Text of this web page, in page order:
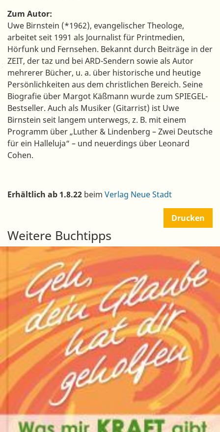
Zum Autor:
Uwe Birnstein (*1962), evangelischer Theologe,
arbeitet seit 1991 als Journalist für Printmedien,
Hörfunk und Fernsehen. Bekannt durch Beiträge in der
ZEIT, der taz und bei ARD-Sendern sowie als Autor
mehrerer Bücher, u. a. über historische und heutige
Persönlichkeiten aus dem christlichen Bereich. Seine
Biografie über Margot Käßmann wurde zum SPIEGEL-
Bestseller. Auch als Musiker (Gitarrist) ist Uwe
Birnstein seit langem unterwegs, z. B. mit einem
Programm über „Luther & Lindenberg – Zwei Deutsche
für ein Halleluja“ – und neuerdings über Leonard
Cohen.
Erhältlich ab 1.8.22 beim Verlag Neue Stadt
Drucken
Weitere Buchtipps
Seitennummerierung